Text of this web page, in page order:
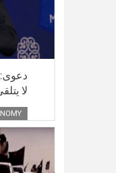
لا